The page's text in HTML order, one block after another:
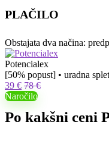
PLAČILO
Obstajata dva načina:
Potencialex
[50% popust] • uradna
39 € 78 €
Naročilo
Po kakšni ceni